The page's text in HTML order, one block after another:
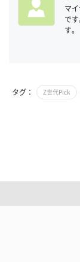
マ
で
す。
タグ： Z世代Pick